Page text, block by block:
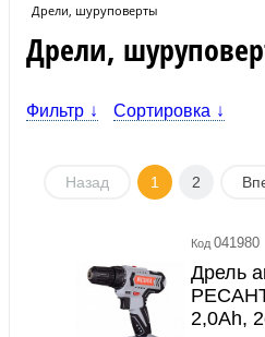
Дрели, шуруповерты
Дрели,
Фильтр Сортировка
Назад 1 2
Код 041980
Дрель
2,0Ah,